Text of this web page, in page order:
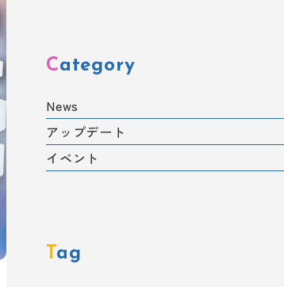
Category
News
アップデート
イベント
Tag